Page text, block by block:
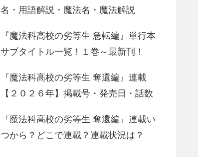
名・用語解説・魔法名・魔法解説
『魔法科高校の劣等生 急転編』単行本
サブタイトル一覧！１巻～最新刊！
『魔法科高校の劣等生 奪還編』連載
【２０２６年】掲載号・発売日・話数
『魔法科高校の劣等生 奪還編』連載い
つから？どこで連載？連載状況は？